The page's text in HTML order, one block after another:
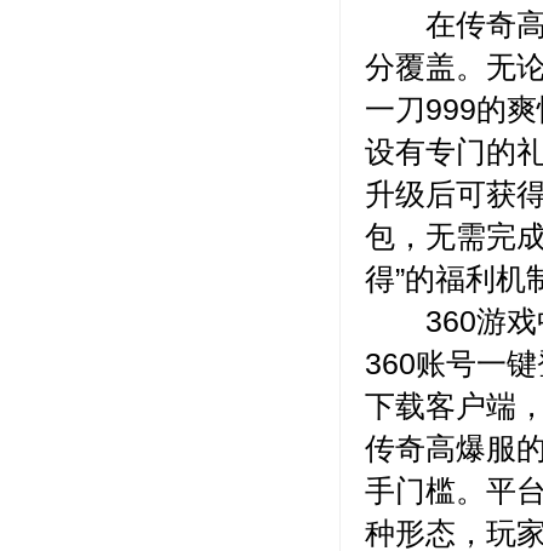
在传奇高
分覆盖。无
一刀999的
设有专门的
升级后可获
包，无需完
得”的福利机
360游戏中
360账号一
下载客户端
传奇高爆服
手门槛。平
种形态，玩